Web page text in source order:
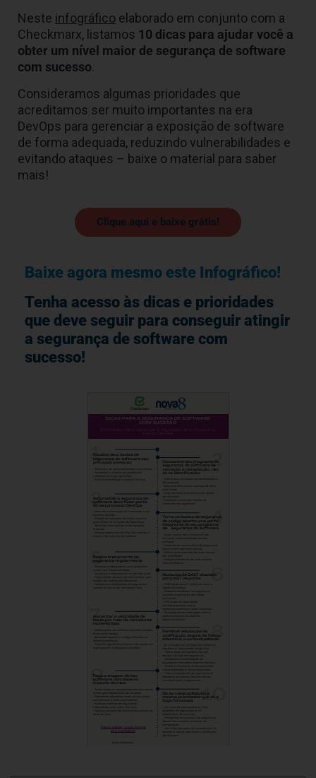
Neste infográfico elaborado em conjunto com a
Checkmarx, listamos 10 dicas para ajudar você a
obter um nível maior de segurança de software
com sucesso.
Consideramos algumas prioridades que
acreditamos ser muito importantes na era
DevOps para gerenciar a exposição de software
de forma adequada, reduzindo vulnerabilidades e
evitando ataques – baixe o material para saber
mais!
Clique aqui e baixe grátis!
Baixe agora mesmo este Infográfico!
Tenha acesso às dicas e prioridades
que deve seguir para conseguir atingir
a segurança de software com
sucesso!